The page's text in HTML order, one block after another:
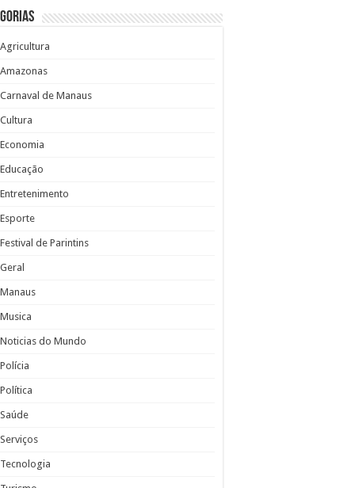
Agricultura
Amazonas
Carnaval de Manaus
Cultura
Economia
Educação
Entretenimento
Esporte
Festival de Parintins
Geral
Manaus
Musica
Noticias do Mundo
Polícia
Política
Saúde
Serviços
Tecnologia